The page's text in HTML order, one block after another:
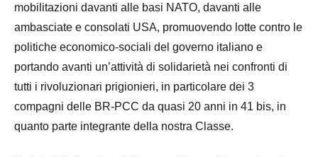
mobilitazioni davanti alle basi NATO, davanti alle
ambasciate e consolati USA, promuovendo lotte contro le
politiche economico-sociali del governo italiano e
portando avanti un’attività di solidarietà nei confronti di
tutti i rivoluzionari prigionieri, in particolare dei 3
compagni delle BR-PCC da quasi 20 anni in 41 bis, in
quanto parte integrante della nostra Classe.